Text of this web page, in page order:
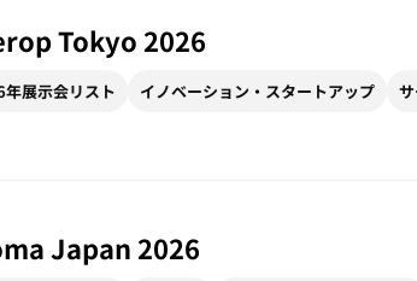
Tokyo 2026
展示会リスト イノベーション・スタートアップ
Japan 2026